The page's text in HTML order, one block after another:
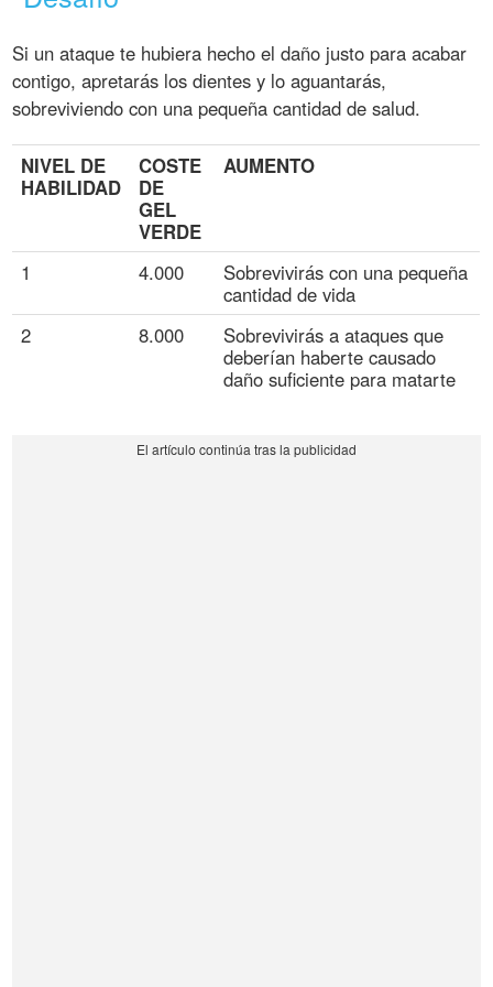
Si un ataque te hubiera hecho el daño justo para acabar
contigo, apretarás los dientes y lo aguantarás,
sobreviviendo con una pequeña cantidad de salud.
NIVEL DE
HABILIDAD
COSTE
DE
GEL
VERDE
AUMENTO
1 4.000
Sobrevivirás con una pequeña
cantidad de vida
2
8.000
Sobrevivirás a ataques que
deberían haberte causado
daño suficiente para matarte